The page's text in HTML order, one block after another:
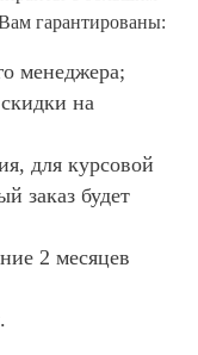
гарантированы:
менеджера;
на
для курсовой
заказ будет
2 месяцев